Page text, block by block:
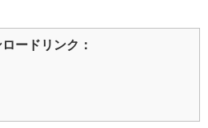
ードリンク：